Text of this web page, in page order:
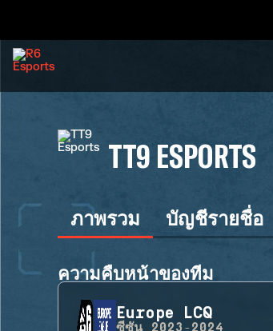
TT9 ESPORTS
ภาพรวม บัญชีรายชื่อ
ความคืบหน้าของทีม
Europe LCQ
ซีซัน 2023-2024